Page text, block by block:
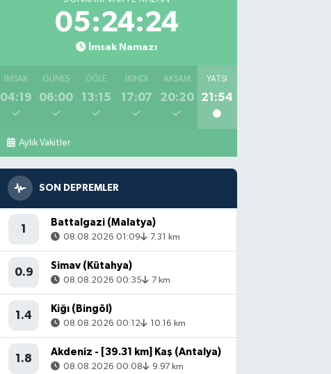
05:24:23
İmsak Namazı
İMSAK
04:19
GÜNEŞ
06:00
ÖĞLE
13:15
İKINDI
17:07
AKŞAM
20:20
YATSI
21:54
Aylık Vakitler
SON DEPREMLER
1
Battalgazi (Malatya)
08.08.2026 01:09 7.31 km
0.9
Simav (Kütahya)
08.08.2026 00:35 7 km
1.4
Kiğı (Bingöl)
08.08.2026 00:12 10.16 km
1.8
Akdeniz - [39.31 km] Kaş (Antalya)
08.08.2026 00:08 9.97 km